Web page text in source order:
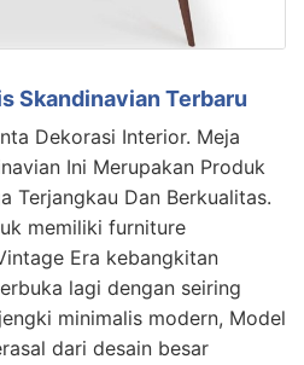
Skandinavian Terbaru
Dekorasi Interior. Meja
Ini Merupakan Produk
Terjangkau Dan Berkualitas.
memiliki furniture
Era kebangkitan
lagi dengan seiring
minimalis modern, Model
dari desain besar